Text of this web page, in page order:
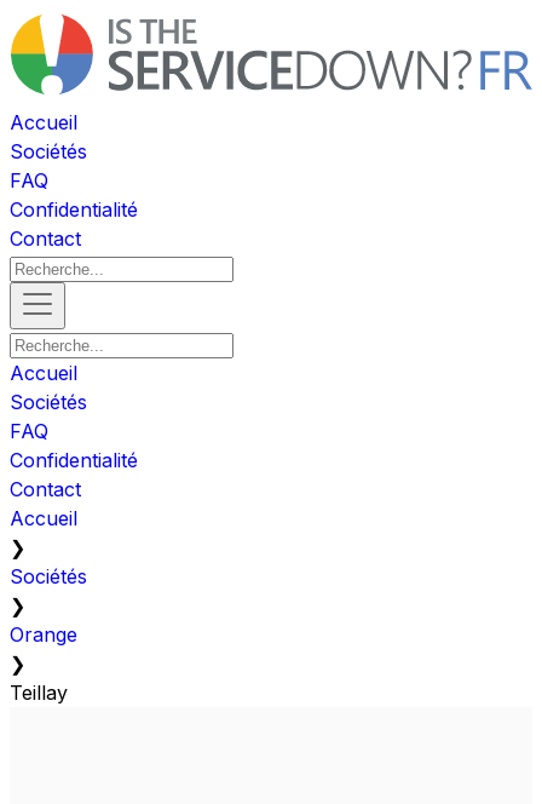
Accueil
Sociétés
FAQ
Confidentialité
Contact
Accueil
Sociétés
FAQ
Confidentialité
Contact
Accueil
❯
Sociétés
❯
Orange
❯
Teillay